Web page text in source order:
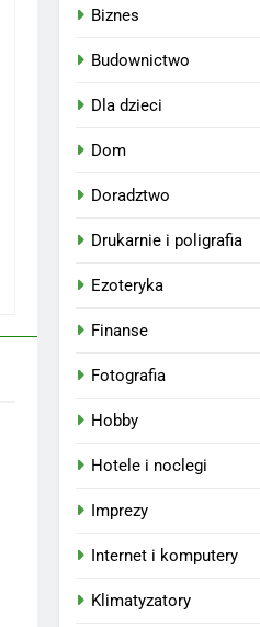
Biznes
Budownictwo
Dla dzieci
Dom
Doradztwo
Drukarnie i poligrafia
Ezoteryka
Finanse
Fotografia
Hobby
Hotele i noclegi
Imprezy
Internet i komputery
Klimatyzatory